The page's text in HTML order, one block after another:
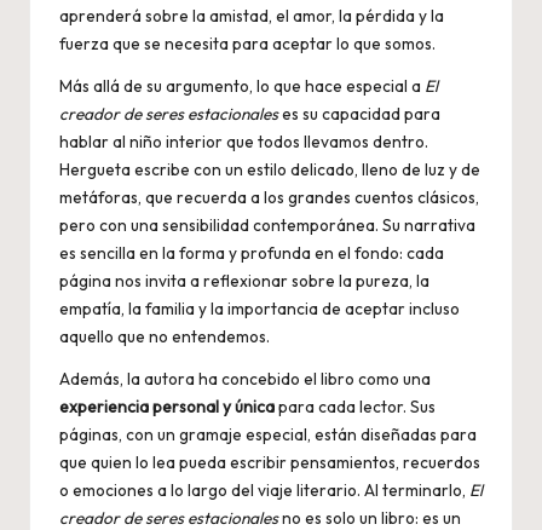
aprenderá sobre la amistad, el amor, la pérdida y la
fuerza que se necesita para aceptar lo que somos.
Más allá de su argumento, lo que hace especial a El
creador de seres estacionaleses su capacidad para
hablar al niño interior que todos llevamos dentro.
Hergueta escribe con un estilo delicado, lleno de luz y de
metáforas, que recuerda a los grandes cuentos clásicos,
pero con una sensibilidad contemporánea. Su narrativa
es sencilla en la forma y profunda en el fondo: cada
página nos invita a reflexionar sobre la pureza, la
empatía, la familia y la importancia de aceptar incluso
aquello que no entendemos.
Además, la autora ha concebido el libro como una
experiencia personal y únicapara cada lector. Sus
páginas, con un gramaje especial, están diseñadas para
que quien lo lea pueda escribir pensamientos, recuerdos
o emociones a lo largo del viaje literario. Al terminarlo, El
creador de seres estacionalesno es solo un libro: es un